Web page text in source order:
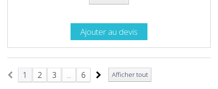
Ajouter au devis
Afficher tout
1 2 3 ... 6